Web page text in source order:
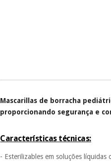
Mascarillas de borracha
proporcionando segurança e
Características técnicas:
- Esterilizables em soluções líquidas